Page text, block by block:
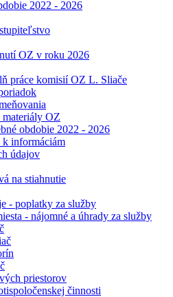
2022 - 2026
OZ v roku 2026
práce komisií OZ L. Sliače
OZ
obdobie 2022 - 2026
k informáciám
údajov
na stiahnutie
- poplatky za služby
- nájomné a úhrady za služby
priestorov
činnosti